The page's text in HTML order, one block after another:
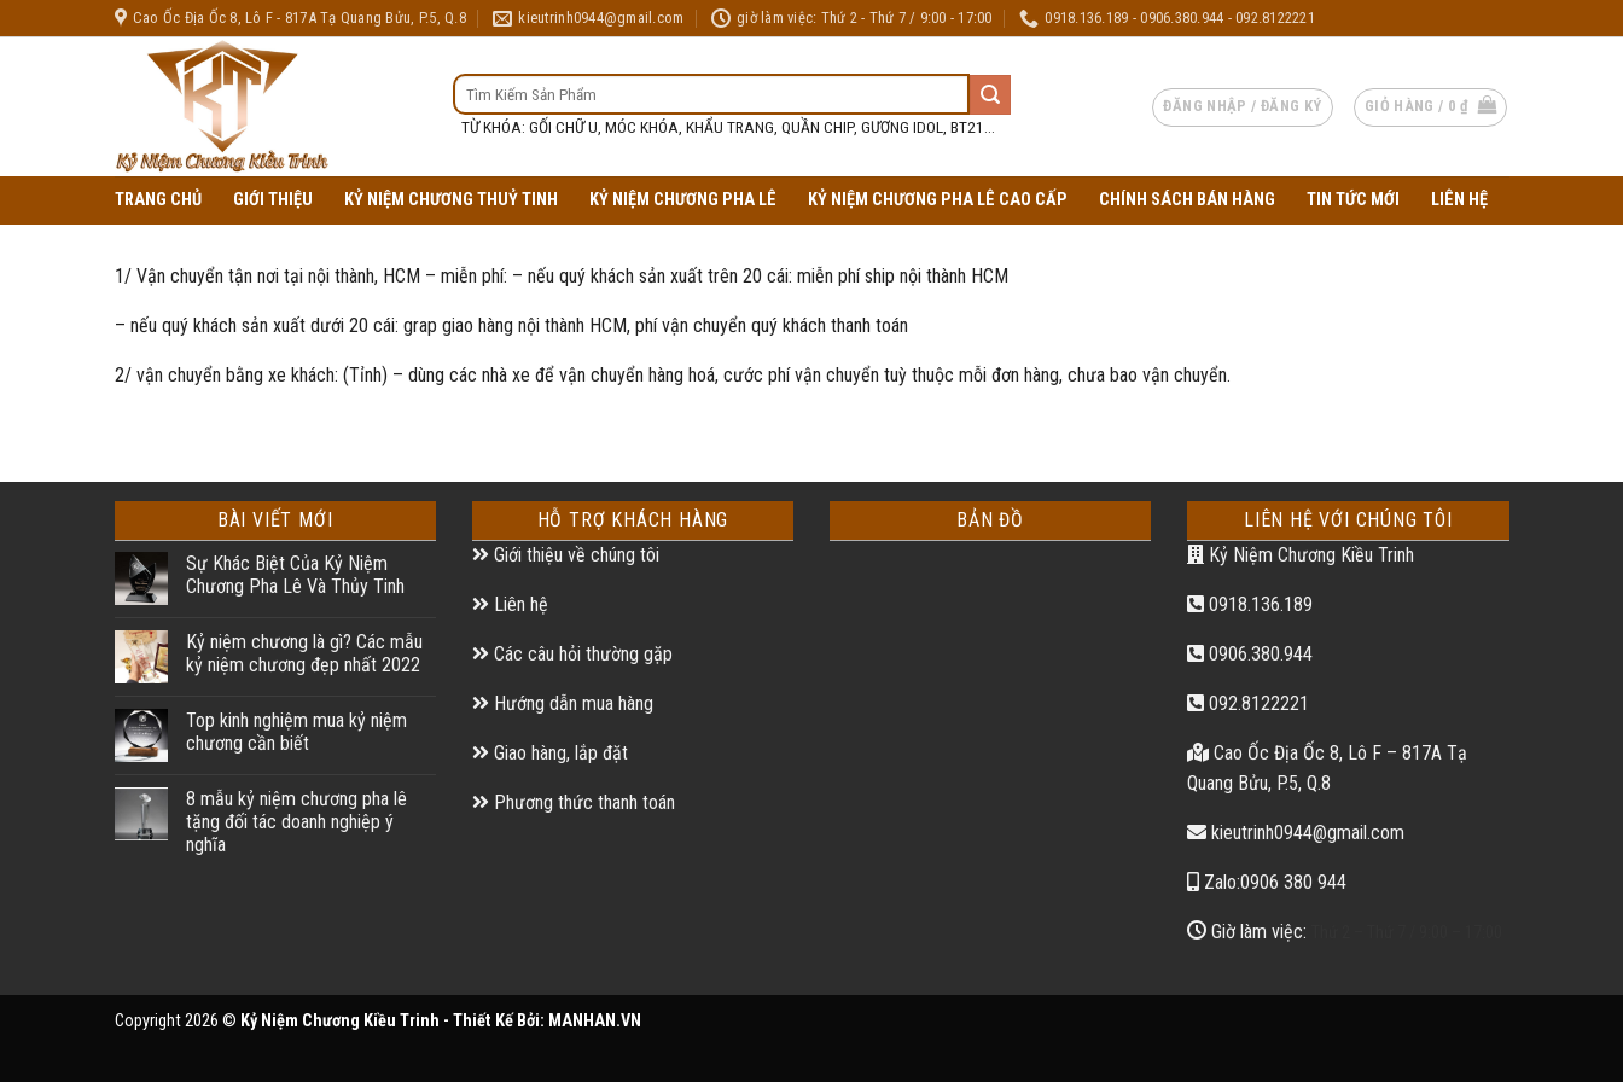
to
Cao Ốc Địa Ốc 8, Lô F - 817A Tạ Quang Bửu, P.5, Q.8 kieutrinh0944@gmail.com giờ làm việc: Thứ 2 - Thứ 7 / 9:00 - 17:00 0918.136.189 - 0906.380.944 - 092.8122221
TÌM
KIẾM:
TỪ KHÓA: GỐI CHỮ U, MÓC KHÓA, KHẨU TRANG, QUẦN CHIP, GƯƠNG IDOL, BT21...
ĐĂNG NHẬP / ĐĂNG KÝ GIỎ HÀNG / 0 ₫
TRANG CHỦ GIỚI THIỆU KỶ NIỆM CHƯƠNG THUỶ TINH KỶ NIỆM CHƯƠNG PHA LÊ KỶ NIỆM CHƯƠNG PHA LÊ CAO CẤP CHÍNH SÁCH BÁN HÀNG TIN TỨC MỚI LIÊN HỆ
1/ Vận chuyển tận nơi tại nội thành, HCM – miễn phí: – nếu quý khách sản xuất trên 20 cái: miễn phí ship nội thành HCM
– nếu quý khách sản xuất dưới 20 cái: grap giao hàng nội thành HCM, phí vận chuyển quý khách thanh toán
2/ vận chuyển bằng xe khách: (Tỉnh) – dùng các nhà xe để vận chuyển hàng hoá, cước phí vận chuyển tuỳ thuộc mỗi đơn hàng, chưa bao vận chuyển.
BÀI VIẾT MỚI
Sự Khác Biệt Của Kỷ Niệm
Chương Pha Lê Và Thủy Tinh
Kỷ niệm chương là gì? Các mẫu
kỷ niệm chương đẹp nhất 2022
Top kinh nghiệm mua kỷ niệm
chương cần biết
8 mẫu kỷ niệm chương pha lê
tặng đối tác doanh nghiệp ý
nghĩa
HỖ TRỢ KHÁCH HÀNG
Giới thiệu về chúng tôi
Liên hệ
Các câu hỏi thường gặp
Hướng dẫn mua hàng
Giao hàng, lắp đặt
Phương thức thanh toán
BẢN ĐỒ
LIÊN HỆ VỚI CHÚNG TÔI
Kỷ Niệm Chương Kiều Trinh
0918.136.189
0906.380.944
092.8122221
Cao Ốc Địa Ốc 8, Lô F – 817A Tạ
Quang Bửu, P.5, Q.8
kieutrinh0944@gmail.com
Zalo:0906 380 944
Giờ làm việc:
Copyright 2026 © Kỷ Niệm Chương Kiều Trinh - Thiết Kế Bởi: MANHAN.VN